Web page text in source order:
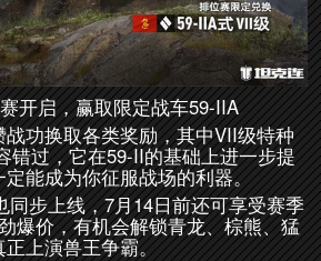
开启，赢取限定战车59-IIA
换取各类奖励，其中VII级特种
错过，它在59-II的基础上进一步提
能成为你征服战场的利器。
上线，7月14日前还可享受赛季
爆价，有机会解锁青龙、棕熊、猛
上演兽王争霸。